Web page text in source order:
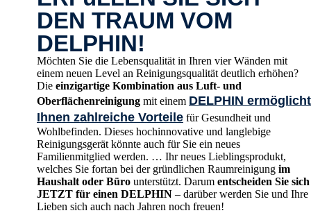
DEN TRAUM VOM
DELPHIN!
Möchten Sie die Lebensqualität in Ihren vier Wänden mit
einem neuen Level an Reinigungsqualität deutlich erhöhen?
Die einzigartige Kombination aus Luft- und
Oberflächenreinigung mit einem DELPHIN ermöglicht
Ihnen zahlreiche Vorteile für Gesundheit und
Wohlbefinden. Dieses hochinnovative und langlebige
Reinigungsgerät könnte auch für Sie ein neues
Familienmitglied werden. … Ihr neues Lieblingsprodukt,
welches Sie fortan bei der gründlichen Raumreinigung im
Haushalt oder Büro unterstützt. Darum entscheiden Sie sich
JETZT für einen DELPHIN – darüber werden Sie und Ihre
Lieben sich auch nach Jahren noch freuen!